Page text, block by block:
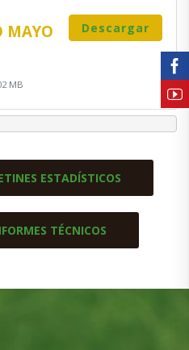
MAYO
MB
Descargar
ESTADÍSTICOS
TÉCNICOS